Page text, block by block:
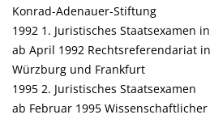
Konrad-Adenauer-Stiftung
1992 1. Juristisches Staatsexamen
ab April 1992 Rechtsreferendariat
Würzburg und Frankfurt
1995 2. Juristisches Staatsexamen
ab Februar 1995